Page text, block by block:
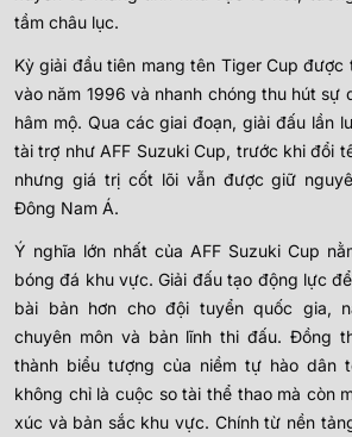
tầm châu lục.
Kỳ giải đầu tiên mang tên Tiger Cup
vào năm 1996 và nhanh chóng thu hút sự
hâm mộ. Qua các giai đoạn, giải đấu lần
tài trợ như AFF Suzuki Cup, trước khi đổi
nhưng giá trị cốt lõi vẫn được giữ
Đông Nam Á.
Ý nghĩa lớn nhất của AFF Suzuki Cup
bóng đá khu vực. Giải đấu tạo động lực
bài bản hơn cho đội tuyển quốc gia,
chuyên môn và bản lĩnh thi đấu. Đồng
thành biểu tượng của niềm tự hào dân
không chỉ là cuộc so tài thể thao mà còn
xúc và bản sắc khu vực. Chính từ nền